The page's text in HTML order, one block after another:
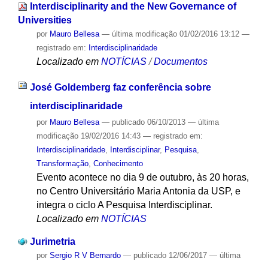
Interdisciplinarity and the New Governance of
Universities
por Mauro Bellesa — última modificação01/02/2016 13:12 —
registrado em: Interdisciplinaridade
Localizado em NOTÍCIAS /Documentos
José Goldemberg faz conferência sobre
interdisciplinaridade
por Mauro Bellesa — publicado06/10/2013 — última
modificação19/02/2016 14:43 — registrado em:
Interdisciplinaridade, Interdisciplinar, Pesquisa,
Transformação, Conhecimento
Evento acontece no dia 9 de outubro, às 20 horas,
no Centro Universitário Maria Antonia da USP, e
integra o ciclo A Pesquisa Interdisciplinar.
Localizado em NOTÍCIAS
Jurimetria
por Sergio R V Bernardo — publicado12/06/2017 — última